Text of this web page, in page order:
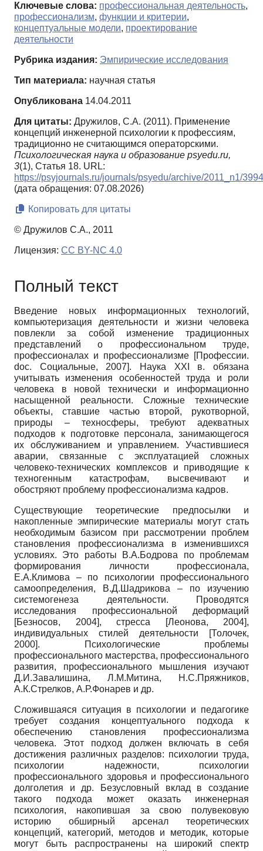
Ключевые слова: профессиональная деятельность,
профессионализм, функции и критерии,
концептуальные модели, проектирование
деятельности
Рубрика издания: Эмпирические исследования
Тип материала: научная статья
Опубликована 14.04.2011
Для цитаты: Дружилов, С.А. (2011). Применение
концепций инженерной психологии к профессиям,
традиционно не считающимся операторскими.
Психологическая наука и образование psyedu.ru,
3(1), Статья 18. URL:
https://psyjournals.ru/journals/psyedu/archive/2011_n1/
(дата обращения: 07.08.2026)
Копировать для цитаты
© Дружилов С.А., 2011
Лицензия: CC BY-NC 4.0
Полный текст
Введение новых информационных технологий,
компьютеризация деятельности и жизни человека
повлекли за собой изменение традиционных
представлений о профессиональном труде,
профессионалах и профессионализме [Профессии.
doc. Социальные, 2007]. Наука XXI в. обязана
учитывать изменения особенностей труда и роли
человека в новой технически и информационно
насыщенной реальности. Сложные технические
объекты, ставшие частью второй, рукотворной,
природы – техносферы, требуют адекватных
подходов к подготовке персонала, занимающегося
их обслуживанием и управлением. Участившиеся
аварии, связанные с эксплуатацией сложных
человеко-технических комплексов и приводящие к
техногенным катастрофам, высвечивают и
обостряют проблему профессионализма кадров.
Существующие теоретические предпосылки и
накопленные эмпирические материалы могут стать
необходимым базисом при рассмотрении проблем
становления профессионализма в изменившихся
условиях. Это работы В.А.Бодрова по проблемам
формирования личности профессионала,
Е.А.Климова – по психологии профессионального
самоопределения, В.Д.Шадрикова – по изучению
системогенеза деятельности. Проводятся
исследования профессиональной деформаций
[Безносов, 2004], стресса [Леонова, 2004],
индивидуальных стилей деятельности
[Толочек,
2000]. Психологические проблемы
профессионального мастерства, профессионального
развития, профессионального мышления изучают
Д.И.Завалишина, Л.М.Митина, Н.С.Пряжников,
А.К.Стрелков, А.Р.Фонарев и др.
Сложившаяся ситуация в психологии и педагогике
требует создания концептуального подхода к
обеспечению становления профессионализма
человека. Этот подход должен включать в себя
достижения различных разделов: психологии труда,
психологии надежности, психологии
профессионального здоровья и профессионального
долголетия и др. Безусловный вклад в создание
такого подхода может оказать инженерная
психология, накопившая за свою полувековую
историю обширный арсенал теоретических
концепций, категорий, методов и методик, которые
могут быть распространены на широкий спектр